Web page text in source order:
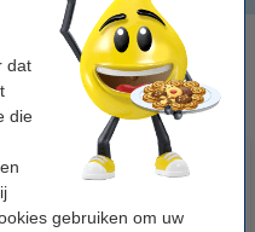
dat
die
gebruiken om uw